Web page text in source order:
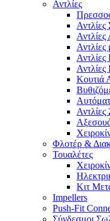
Αντλίες
Αντλίες
Κουτιά
Φλοτέρ &
Τουαλέτες
Κιτ
Impellers
Push-Fit